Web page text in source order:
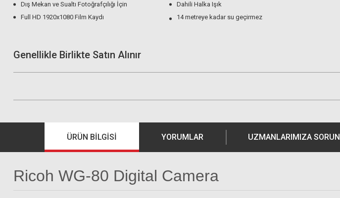
Dış Mekan ve Sualtı Fotoğrafçılığı İçin
Dahili Halka Işık
Full HD 1920x1080 Film Kaydı
14 metreye kadar su geçirmez
Genellikle Birlikte Satın Alınır
ÜRÜN BILGISI YORUMLAR UZMANLARIMIZA SORUN
Ricoh WG-80 Digital Camera